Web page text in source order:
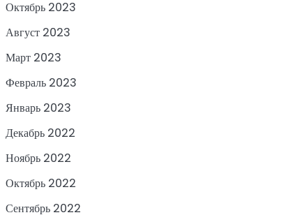
Октябрь 2023
Август 2023
Март 2023
Февраль 2023
Январь 2023
Декабрь 2022
Ноябрь 2022
Октябрь 2022
Сентябрь 2022